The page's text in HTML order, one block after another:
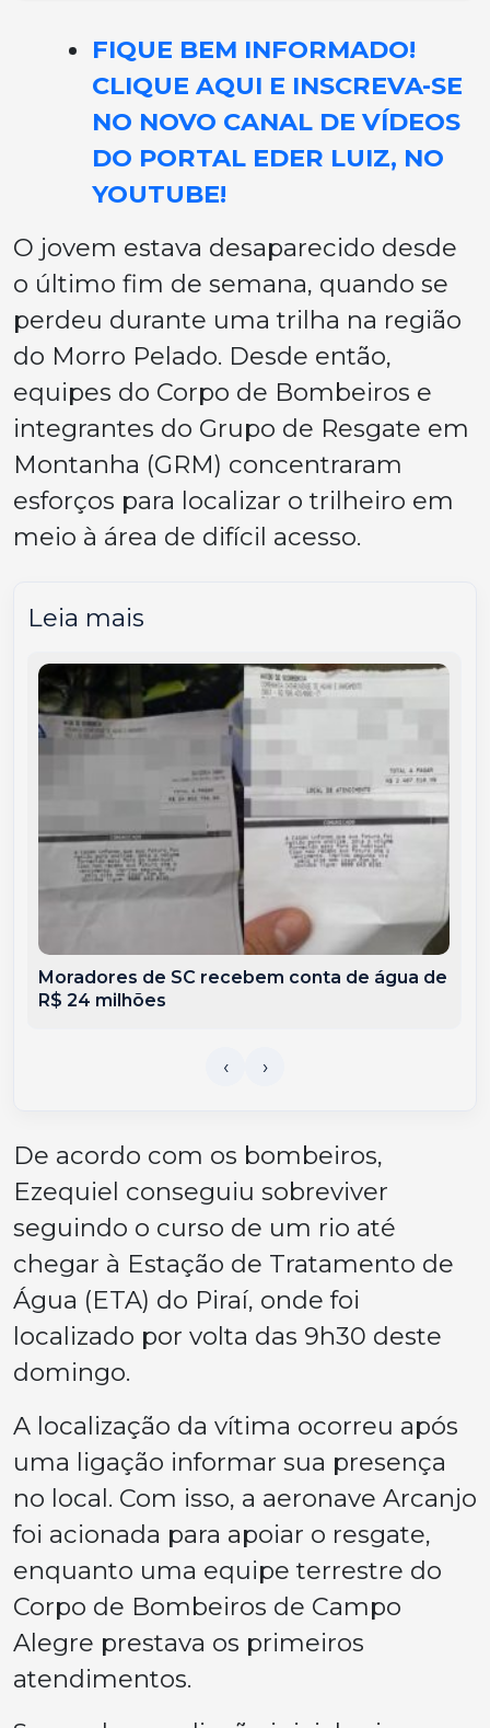
FIQUE BEM INFORMADO!
CLIQUE AQUI E INSCREVA-SE
NO NOVO CANAL DE VÍDEOS
DO PORTAL EDER LUIZ, NO
YOUTUBE!
O jovem estava desaparecido desde
o último fim de semana, quando se
perdeu durante uma trilha na região
do Morro Pelado. Desde então,
equipes do Corpo de Bombeiros e
integrantes do Grupo de Resgate em
Montanha (GRM) concentraram
esforços para localizar o trilheiro em
meio à área de difícil acesso.
Leia mais
Moradores de SC recebem conta de água de
R$ 24 milhões
De acordo com os bombeiros,
Ezequiel conseguiu sobreviver
seguindo o curso de um rio até
chegar à Estação de Tratamento de
Água (ETA) do Piraí, onde foi
localizado por volta das 9h30 deste
domingo.
A localização da vítima ocorreu após
uma ligação informar sua presença
no local. Com isso, a aeronave Arcanjo
foi acionada para apoiar o resgate,
enquanto uma equipe terrestre do
Corpo de Bombeiros de Campo
Alegre prestava os primeiros
atendimentos.